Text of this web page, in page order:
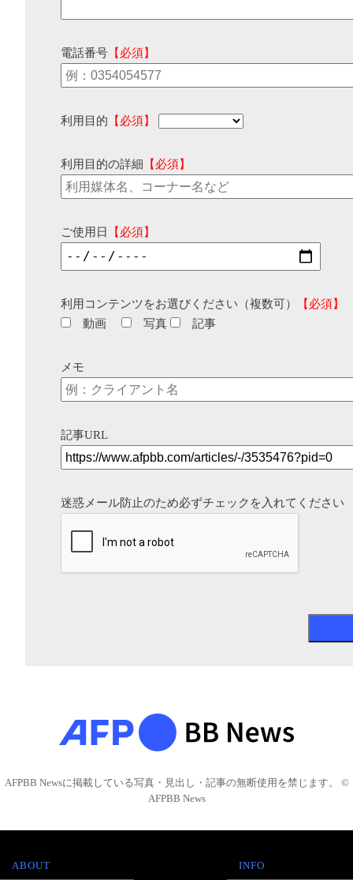
電話番号 【必須】
利用目的 【必須】
利用目的の詳細 【必須】
ご使用日 【必須】
利用コンテンツをお選びください（複数可）
【必須】
動画
写真 記事
メモ
記事URL
迷惑メール防止のため必ずチェックを入れてください
AFPBB Newsに掲載している写真・見出し・記事の無断使用を禁じます。 ©
AFPBB News
ABOUT INFO